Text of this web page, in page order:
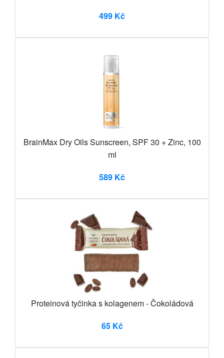
499 Kč
BrainMax Dry Oils Sunscreen, SPF 30 + Zinc, 100
ml
589 Kč
Proteinová tyčinka s kolagenem - Čokoládová
65 Kč